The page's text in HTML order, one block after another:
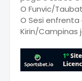
O Funvic/
O Sesi enfrenta
Kirin/Campinas